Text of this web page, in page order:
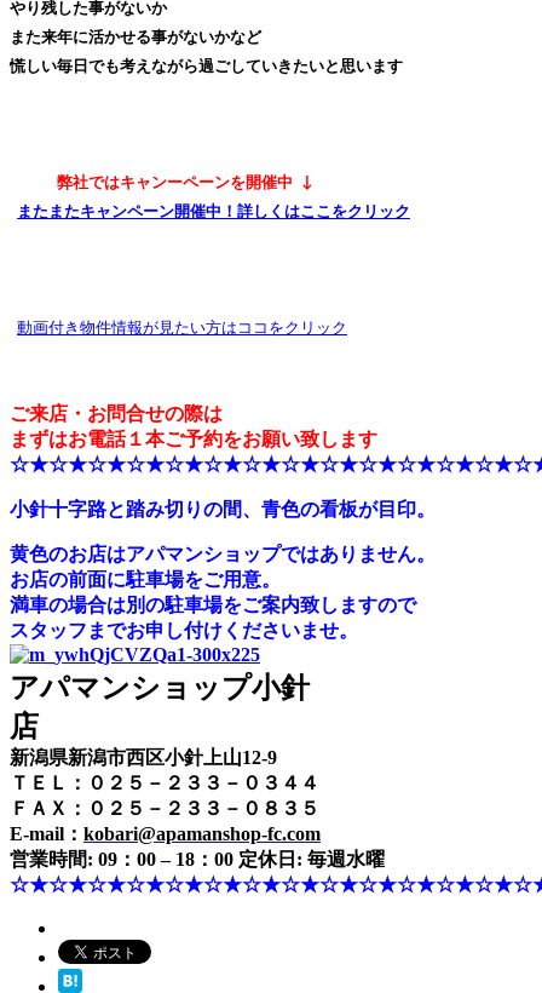
やり残した事がないか
また来年に活かせる事がないかなど
慌しい毎日でも考えながら過ごしていきたいと思います
弊社ではキャンーペーンを開催中
↓
またまたキャンペーン開催中！詳しくはここをクリック
動画付き物件情報が見たい方はココをクリック
ご来店・お問合せの際は
まずはお電話１本ご予約をお願い致します
小針十字路と踏み切りの間、青色の看板が目印。
黄色のお店はアパマンショップではありません。
お店の前面に駐車場をご用意。
満車の場合は別の駐車場をご案内致しますので
スタッフまでお申し付けくださいませ。
アパマンショップ小針
店
新潟県新潟市西区小針上山12-9
ＴＥＬ：０２５－２３３－０３４４
ＦＡＸ：０２５－２３３－０８３５
E-mail： kobari@apamanshop-fc.com
営業時間: 09：00 – 18：00 定休日: 毎週水曜